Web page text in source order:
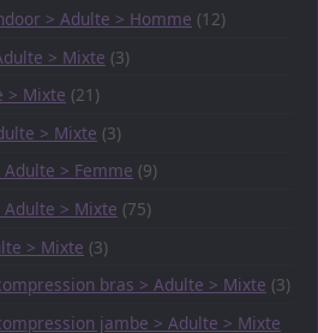
> Adulte > Homme (12)
> Mixte (3)
> Mixte (21)
> Mixte (3)
> Femme (9)
> Mixte (75)
> Mixte (3)
bras > Adulte > Mixte (3)
jambe > Adulte > Mixte